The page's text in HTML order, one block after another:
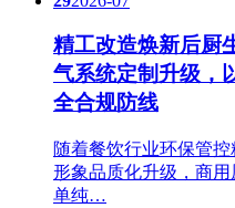
精工改造焕新后厨
气系统定制升级，
全合规防线
随着餐饮行业环保管
形象品质化升级，商
单纯…